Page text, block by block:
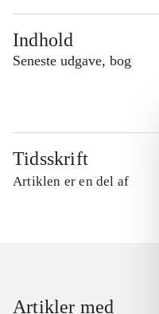
Indhold
Seneste udgave, bog
Tidsskrift
Artiklen er en del af
Artikler med